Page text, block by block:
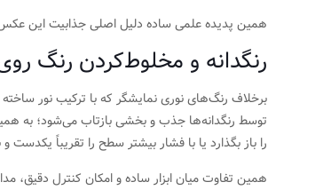
همین پدیده علمی ساده دلیل اصلی جذابیت این
رنگدانه و مخلوط‌کردن رنگ
برخلاف رنگ‌های نوری نمایشگر که با ترکیب نور
توسط رنگدانه‌ها جذب و بخشی بازتاب می‌شود؛ به همین
را باز بگذارد یا با فشار بیشتر سطح را تقریباً یکدست و
همین تفاوت میان ابزار ساده و امکان کنترل دقیق،